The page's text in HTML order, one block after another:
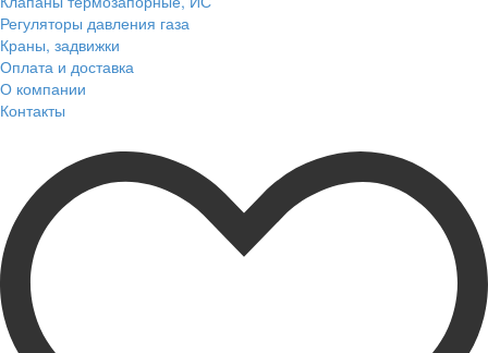
Регуляторы давления газа
Краны, задвижки
Оплата и доставка
О компании
Контакты